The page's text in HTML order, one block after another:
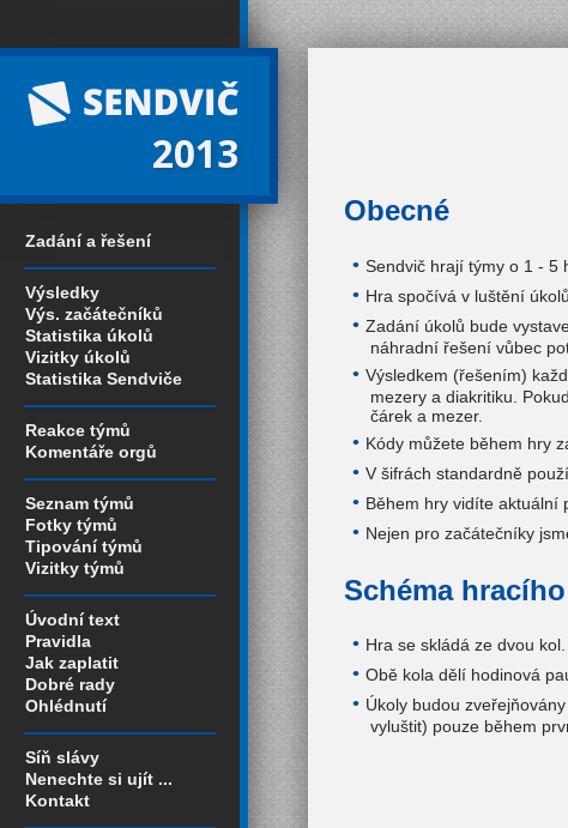
2013
Zadání a řešení
Výsledky
Výs. začátečníků
Statistika úkolů
Vizitky úkolů
Statistika Sendviče
Reakce týmů
Komentáře orgů
Seznam týmů
Fotky týmů
Tipování týmů
Vizitky týmů
Úvodní text
Pravidla
Jak zaplatit
Dobré rady
Ohlédnutí
Síň slávy
Nenechte si ujít ...
Kontakt
Obecné
Sendvič hrají týmy o 1 - 5
Hra spočívá v luštění
Zadání úkolů bude
náhradní řešení vůbec
Výsledkem (řešením)
mezery a diakritiku.
čárek a mezer.
Kódy můžete během hry
V šifrách standardně
Během hry vidíte aktuální
Nejen pro začátečníky
Schéma
Hra se skládá ze dvou
Obě kola dělí hodinová
Úkoly budou
vyluštit) pouze během